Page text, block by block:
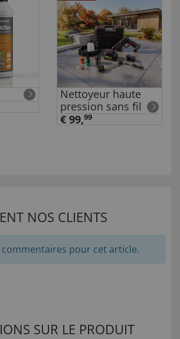
Nettoyeur haute
pression sans fil
€ 99,99
NOS CLIENTS
commentaires pour cet article.
SUR LE PRODUIT